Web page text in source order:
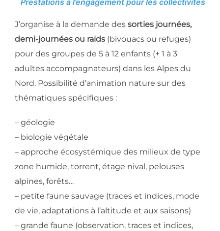
Prestations à l’engagement pour les collectivités
J’organise à la demande des sorties journées,
demi-journées ou raids (bivouacs ou refuges)
pour des groupes de 5 à 12 enfants (+ 1 à 3
adultes accompagnateurs) dans les Alpes du
Nord. Possibilité d’animation nature sur des
thématiques spécifiques :
– géologie
– biologie végétale
– approche écosystémique des milieux de type
zone humide, torrent, étage nival, pelouses
alpines, forêts…
– petite faune sauvage (traces et indices, mode
de vie, adaptations à l’altitude et aux saisons)
– grande faune (observation, traces et indices,